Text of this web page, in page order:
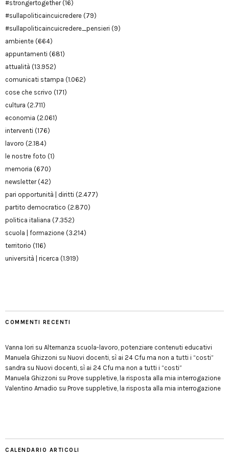
#strongertogether(16)
#sullapoliticaincuicredere (79)
#sullapoliticaincuicredere_pensieri (9)
ambiente (664)
appuntamenti (681)
attualità (13.952)
comunicati stampa (1.062)
cose che scrivo (171)
cultura (2.711)
economia (2.061)
interventi (176)
lavoro (2.184)
le nostre foto (1)
memoria (670)
newsletter(42)
pari opportunità | diritti (2.477)
partito democratico (2.870)
politica italiana (7.352)
scuola | formazione (3.214)
territorio (116)
università | ricerca (1.919)
COMMENTI RECENTI
Vanna Iori su Alternanza scuola-lavoro, potenziare contenuti educativi
Manuela Ghizzoni su Nuovi docenti, sì ai 24 Cfu ma non a tutti i “costi”
sandra su Nuovi docenti, sì ai 24 Cfu ma non a tutti i “costi”
Manuela Ghizzoni su Prove suppletive, la risposta alla mia interrogazione
Valentino Amadio su Prove suppletive, la risposta alla mia interrogazione
CALENDARIO ARTICOLI